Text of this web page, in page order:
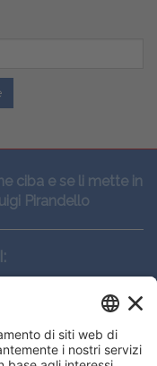
ciba e se li mette in
Pirandello